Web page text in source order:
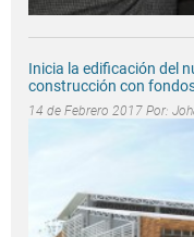
Inicia la edificación del
construcción con
14 de Febrero 2017 Por: